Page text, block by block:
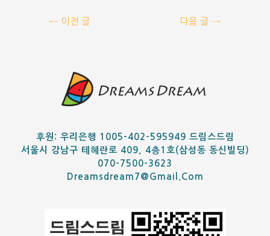
←이전 글 다음 글→
후원: 우리은행 1005-402-595949 드림스드림
서울시 강남구 테헤란로 409, 4층1호(삼성동 동신빌딩)
070-7500-3623
Dreamsdream7@gmail.com